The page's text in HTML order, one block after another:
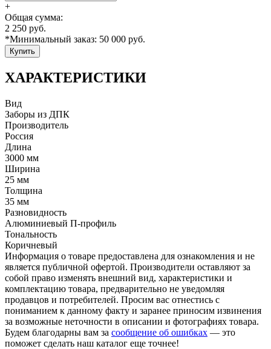
+
Общая сумма:
2 250 руб.
*Минимальный заказ: 50 000 руб.
Купить
ХАРАКТЕРИСТИКИ
Вид
Заборы из ДПК
Производитель
Россия
Длина
3000 мм
Ширина
25 мм
Толщина
35 мм
Разновидность
Алюминиевый П-профиль
Тональность
Коричневый
Информация о товаре предоставлена для ознакомления и не
является публичной офертой. Производители оставляют за
собой право изменять внешний вид, характеристики и
комплектацию товара, предварительно не уведомляя
продавцов и потребителей. Просим вас отнестись с
пониманием к данному факту и заранее приносим извинения
за возможные неточности в описании и фотографиях товара.
Будем благодарны вам за сообщение об ошибках — это
поможет сделать наш каталог еще точнее!